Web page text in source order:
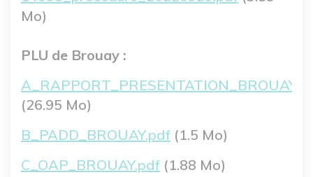
Mo)
PLU de Brouay :
Fichier
(26.95 Mo)
Fichier
B_PADD_BROUAY.pdf (1.5 Mo)
Fichier
C_OAP_BROUAY.pdf (1.88 Mo)